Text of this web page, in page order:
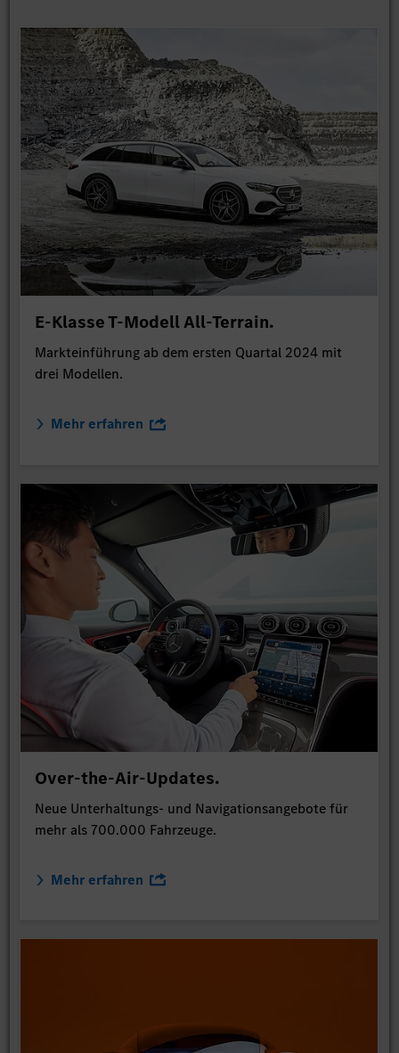
E-Klasse T-Modell All-Terrain.
Markteinführung ab dem ersten Quartal 2024 mit
drei Modellen.
Mehr erfahren
Over-the-Air-Updates.
Neue Unterhaltungs- und Navigationsangebote für
mehr als 700.000 Fahrzeuge.
Mehr erfahren